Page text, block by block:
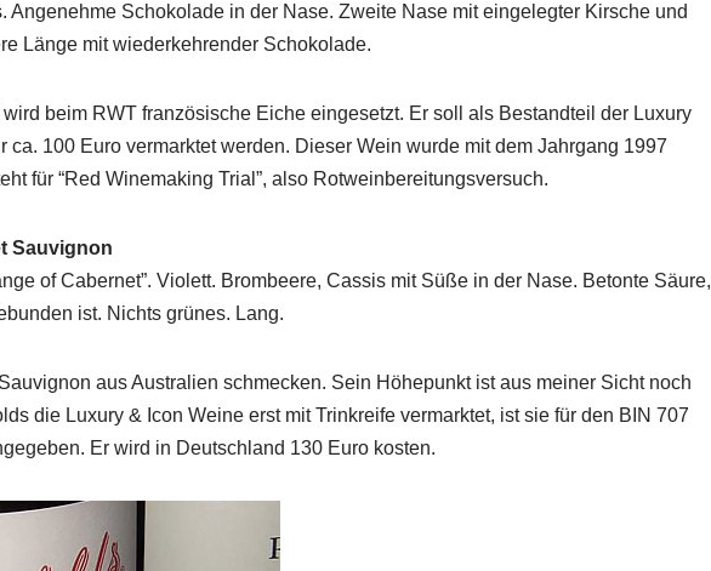
Angenehme Schokolade in der Nase. Zweite Nase mit eingelegter Kirsche und
Länge mit wiederkehrender Schokolade.
wird beim RWT französische Eiche eingesetzt. Er soll als Bestandteil der Luxury
ca. 100 Euro vermarktet werden. Dieser Wein wurde mit dem Jahrgang 1997
für “Red Winemaking Trial”, also Rotweinbereitungsversuch.
Sauvignon
of Cabernet”. Violett. Brombeere, Cassis mit Süße in der Nase. Betonte Säure,
ist. Nichts grünes. Lang.
aus Australien schmecken. Sein Höhepunkt ist aus meiner Sicht noch
die Luxury & Icon Weine erst mit Trinkreife vermarktet, ist sie für den BIN 707
Er wird in Deutschland 130 Euro kosten.